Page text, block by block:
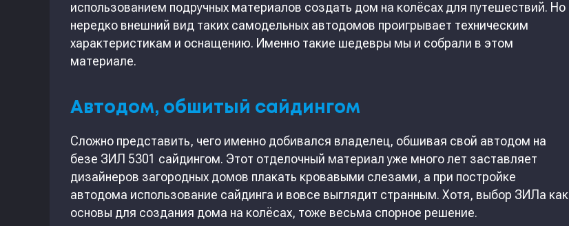
использованием подручных материалов создать дом на колёсах для путешествий. Но
нередко внешний вид таких самодельных автодомов проигрывает техническим
характеристикам и оснащению. Именно такие шедевры мы и собрали в этом
материале.
Автодом, обшитый сайдингом
Сложно представить, чего именно добивался владелец, обшивая свой автодом на
безе ЗИЛ 5301 сайдингом. Этот отделочный материал уже много лет заставляет
дизайнеров загородных домов плакать кровавыми слезами, а при постройке
автодома использование сайдинга и вовсе выглядит странным. Хотя, выбор ЗИЛа как
основы для создания дома на колёсах, тоже весьма спорное решение.